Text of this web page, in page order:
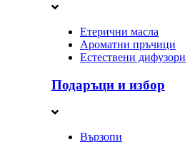
Етерични масла
Ароматни пръчици
Естествени дифузори
Подаръци и избор
Вързопи